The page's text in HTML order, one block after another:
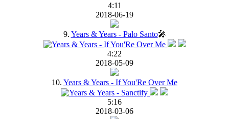
4:11
2018-06-19
9. Years & Years - Palo Santo🎤
4:22
2018-05-09
10. Years & Years - If You'Re Over Me
5:16
2018-03-06